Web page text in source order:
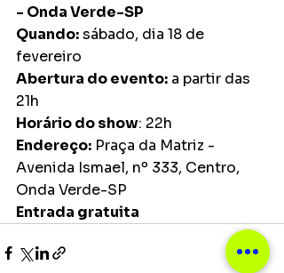
- Onda Verde-SP
Quando: sábado, dia 18 de
fevereiro
Abertura do evento: a partir das
21h
Horário do show: 22h
Endereço: Praça da Matriz -
Avenida Ismael, nº 333, Centro,
Onda Verde-SP
Entrada gratuita